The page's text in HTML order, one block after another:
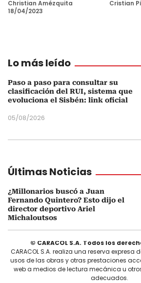
Christian Amézquita
18/04/2023
Cristian
Lo más leído
Paso a paso para consultar su
clasificación del RUI, sistema que
evoluciona el Sisbén: link oficial
05/08/2026
Últimas Noticias
¿Millonarios buscó a Juan
Fernando Quintero? Esto dijo el
director deportivo Ariel
Michaloutsos
© CARACOL S.A. Todos los
CARACOL S.A. realiza una reserva expresa
usos de las obras y otras prestaciones
web a medios de lectura mecánica u
adecuados.